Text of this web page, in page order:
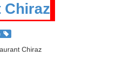
Chiraz
Chiraz